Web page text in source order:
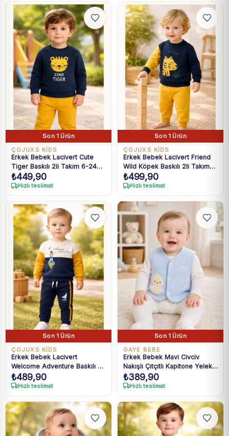
Son 1 Ürün
ÇOJUXS KİDS
Erkek Bebek Lacivert Cute
Tiger Baskılı 2li Takım 6-24
Ay
₺449,90
Hızlı teslimat
Son 1 Ürün
ÇOJUXS KİDS
Erkek Bebek Lacivert Friend
Wild Köpek Baskılı 2li Takım
6-24 Ay
₺499,90
Hızlı teslimat
Son 1 Ürün
ÇOJUXS KİDS
Erkek Bebek Lacivert
Welcome Adventure Baskılı 2li
Takım 6-24 Ay
₺489,90
Hızlı teslimat
Son 1 Ürün
GAYE BEBE
Erkek Bebek Mavi Civciv
Nakışlı Çıtçıtlı Kapitone Yelek
0-9 Ay
₺389,90
Hızlı teslimat